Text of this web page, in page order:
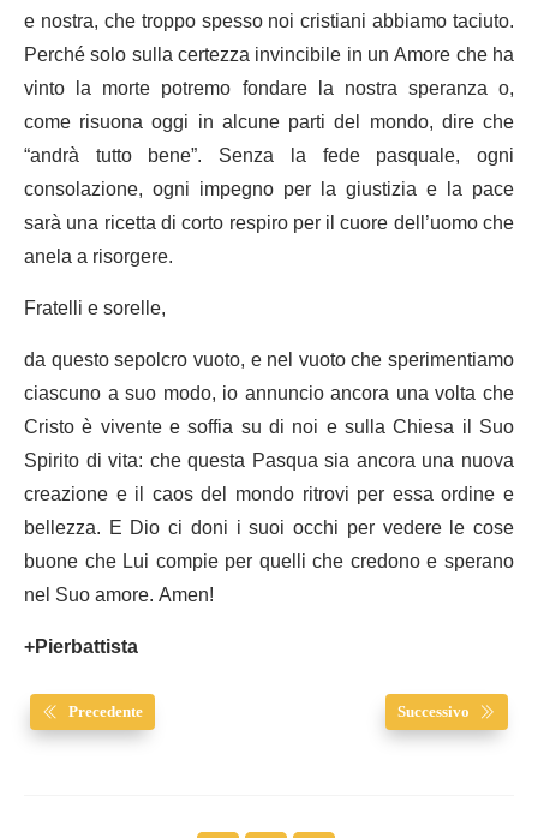
e nostra, che troppo spesso noi cristiani abbiamo taciuto.
Perché solo sulla certezza invincibile in un Amore che ha
vinto la morte potremo fondare la nostra speranza o,
come risuona oggi in alcune parti del mondo, dire che
“andrà tutto bene”. Senza la fede pasquale, ogni
consolazione, ogni impegno per la giustizia e la pace
sarà una ricetta di corto respiro per il cuore dell’uomo che
anela a risorgere.
Fratelli e sorelle,
da questo sepolcro vuoto, e nel vuoto che sperimentiamo
ciascuno a suo modo, io annuncio ancora una volta che
Cristo è vivente e soffia su di noi e sulla Chiesa il Suo
Spirito di vita: che questa Pasqua sia ancora una nuova
creazione e il caos del mondo ritrovi per essa ordine e
bellezza. E Dio ci doni i suoi occhi per vedere le cose
buone che Lui compie per quelli che credono e sperano
nel Suo amore. Amen!
+Pierbattista
Precedente Successivo